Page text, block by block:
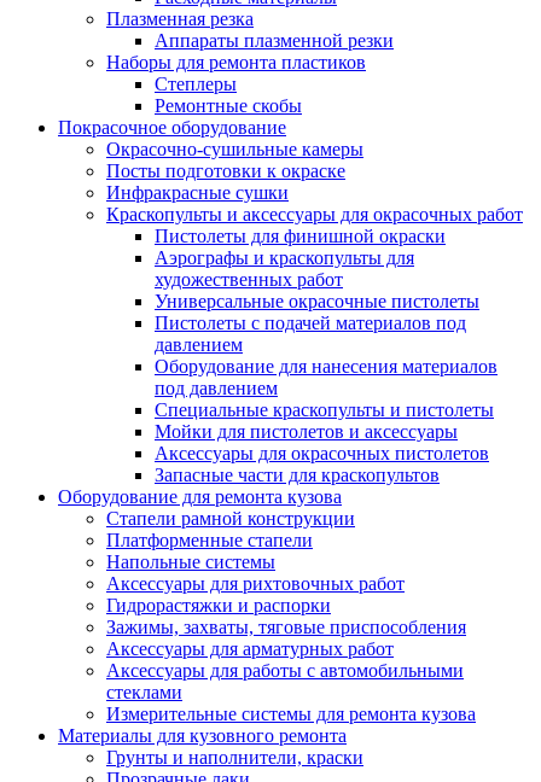
Плазменная резка
Аппараты плазменной резки
Наборы для ремонта пластиков
Степлеры
Ремонтные скобы
Покрасочное оборудование
Окрасочно-сушильные камеры
Посты подготовки к окраске
Инфракрасные сушки
Краскопульты и аксессуары для окрасочных работ
Пистолеты для финишной окраски
Аэрографы и краскопульты для
художественных работ
Универсальные окрасочные пистолеты
Пистолеты с подачей материалов под
давлением
Оборудование для нанесения материалов
под давлением
Специальные краскопульты и пистолеты
Мойки для пистолетов и аксессуары
Аксессуары для окрасочных пистолетов
Запасные части для краскопультов
Оборудование для ремонта кузова
Стапели рамной конструкции
Платформенные стапели
Напольные системы
Аксессуары для рихтовочных работ
Гидрорастяжки и распорки
Зажимы, захваты, тяговые приспособления
Аксессуары для арматурных работ
Аксессуары для работы с автомобильными
стеклами
Измерительные системы для ремонта кузова
Материалы для кузовного ремонта
Грунты и наполнители, краски